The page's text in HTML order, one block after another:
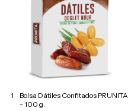
1
Bolsa Dátiles Confitados PRUNITA
- 100 g.